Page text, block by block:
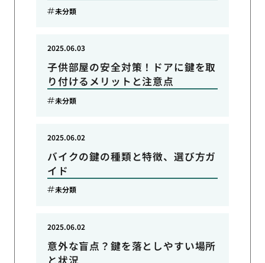
未分類
子供部屋の安全対策！ドアに鍵を取
り付けるメリットと注意点
2025.06.03
未分類
バイクの鍵の種類と特徴、選び方ガ
イド
2025.06.02
未分類
意外な盲点？鍵を落としやすい場所
と状況
2025.06.02